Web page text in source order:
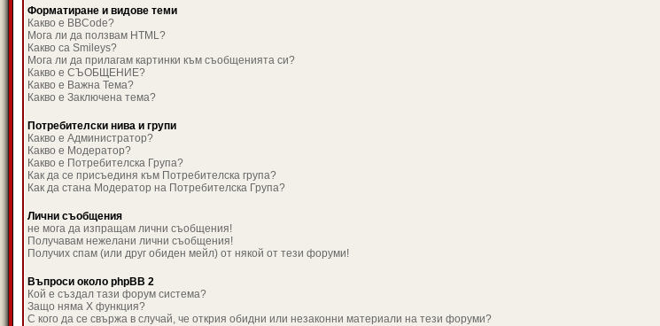
Форматиране и видове теми
Какво е BBCode?
Мога ли да ползвам HTML?
Какво са Smileys?
Мога ли да прилагам картинки към съобщенията си?
Какво е СЪОБЩЕНИЕ?
Какво е Важна Тема?
Какво е Заключена тема?
Потребителски нива и групи
Какво е Администратор?
Какво е Модератор?
Какво е Потребителска Група?
Как да се присъединя към Потребителска група?
Как да стана Модератор на Потребителска Група?
Лични съобщения
не мога да изпращам лични съобщения!
Получавам нежелани лични съобщения!
Получих спам (или друг обиден мейл) от някой от тези форуми!
Въпроси около phpBB 2
Кой е създал тази форум система?
Защо няма X функция?
С кого да се свържа в случай, че открия обидни или незаконни материали на тези форуми?